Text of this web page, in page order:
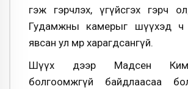
гэж гэрчлэх, үгүйсгэх гэрч
Гудамжны камерыг шүүхэд ч
явсан ул мөр харагдсангүй.
Шүүх дээр Мадсен Ким
болгоомжгүй байдлаасаа